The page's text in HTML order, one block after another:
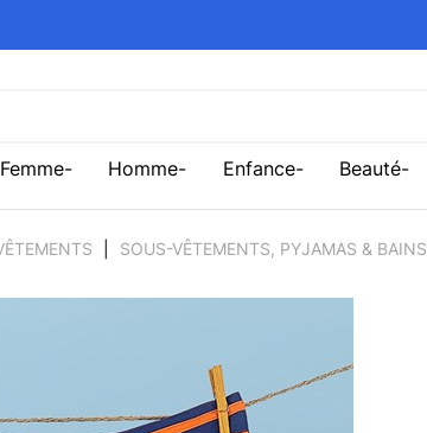
Femme Homme Enfance Beauté
SOUS-VÊTEMENTS, PYJAMAS & BAINS